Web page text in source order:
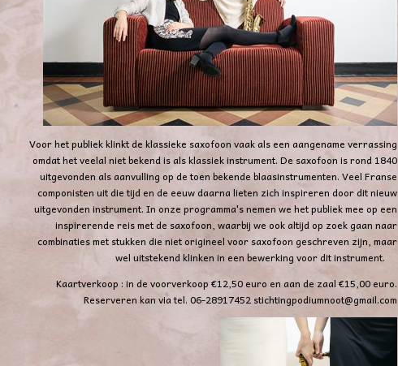
Voor het publiek klinkt de klassieke saxofoon vaak als een aangename verrassing
omdat het veelal niet bekend is als klassiek instrument. De saxofoon is rond 1840
uitgevonden als aanvulling op de toen bekende blaasinstrumenten. Veel Franse
componisten uit die tijd en de eeuw daarna lieten zich inspireren door dit nieuw
uitgevonden instrument. In onze programma's nemen we het publiek mee op een
inspirerende reis met de saxofoon, waarbij we ook altijd op zoek gaan naar
combinaties met stukken die niet origineel voor saxofoon geschreven zijn, maar
wel uitstekend klinken in een bewerking voor dit instrument.
Kaartverkoop : in de voorverkoop €12,50 euro en aan de zaal €15,00 euro.
Reserveren kan via tel. 06-28917452 stichtingpodiumnoot@gmail.com